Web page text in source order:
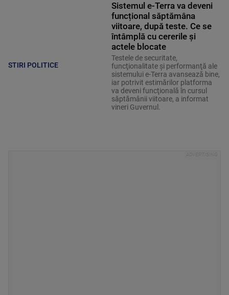
STIRI POLITICE
Sistemul e-Terra va deveni
funcțional săptămâna
viitoare, după teste. Ce se
întâmplă cu cererile și
actele blocate
Testele de securitate,
funcţionalitate şi performanţă ale
sistemului e-Terra avansează bine,
iar potrivit estimărilor platforma
va deveni funcţională în cursul
săptămânii viitoare, a informat
vineri Guvernul.